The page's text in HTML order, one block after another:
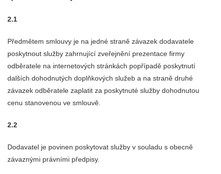
2.1
Předmětem smlouvy je na jedné straně závazek dodavatele
poskytnout služby zahrnující zveřejnění prezentace firmy
odběratele na internetových stránkách popřípadě poskytnutí
dalších dohodnutých doplňkových služeb a na straně druhé
závazek odběratele zaplatit za poskytnuté služby dohodnutou
cenu stanovenou ve smlouvě.
2.2
Dodavatel je povinen poskytovat služby v souladu s obecně
závaznými právními předpisy.